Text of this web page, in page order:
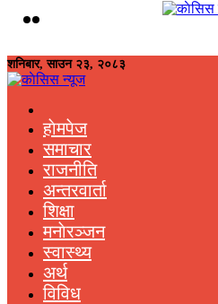
शनिबार, साउन २३, २०८३
हाेमपेज
समाचार
राजनीति
अन्तरवार्ता
शिक्षा
मनाेरञ्जन
स्वास्थ्य
अर्थ
विविध